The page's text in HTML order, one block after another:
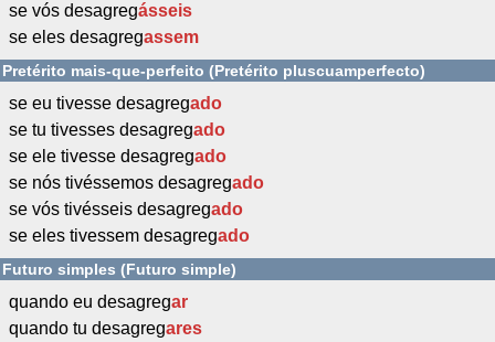
se vós desagregásseis
se eles desagregassem
Pretérito mais-que-perfeito (Pretérito pluscuamperfecto)
se eu tivesse desagregado
se tu tivesses desagregado
se ele tivesse desagregado
se nós tivéssemos desagregado
se vós tivésseis desagregado
se eles tivessem desagregado
Futuro simples (Futuro simple)
quando eu desagregar
quando tu desagregares